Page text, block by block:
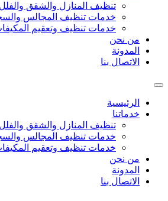
تنظيف المنازل والشقق
خدمات تنظيف المجالس
خدمات تنظيف وتعقيم
من نحن
المدونة
الاتصال بنا
الرئيسية
خدماتنا
تنظيف المنازل والشقق
خدمات تنظيف المجالس
خدمات تنظيف وتعقيم
من نحن
المدونة
الاتصال بنا